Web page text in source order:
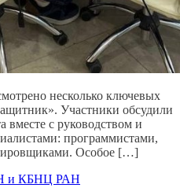
несколько ключевых
Участники обсудили
вместе с руководством и
программистами,
Особое […]
и КБНЦ РАН